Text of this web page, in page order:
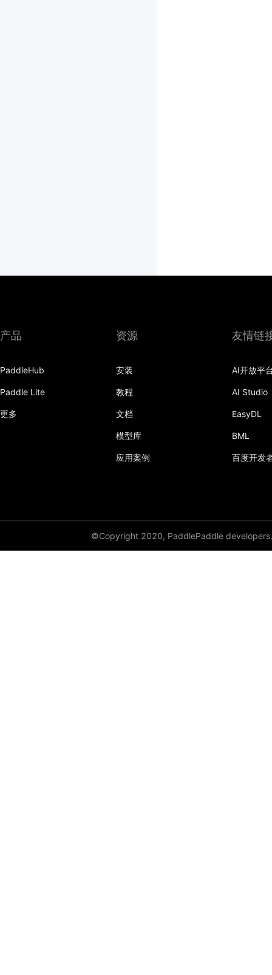
产品
PaddleHub
Paddle Lite
更多
资源
安装
教程
文档
模型库
应用案例
友情链
AI开放平
AI Studio
EasyDL
BML
百度开发
©Copyright 2020, PaddlePaddle developers.